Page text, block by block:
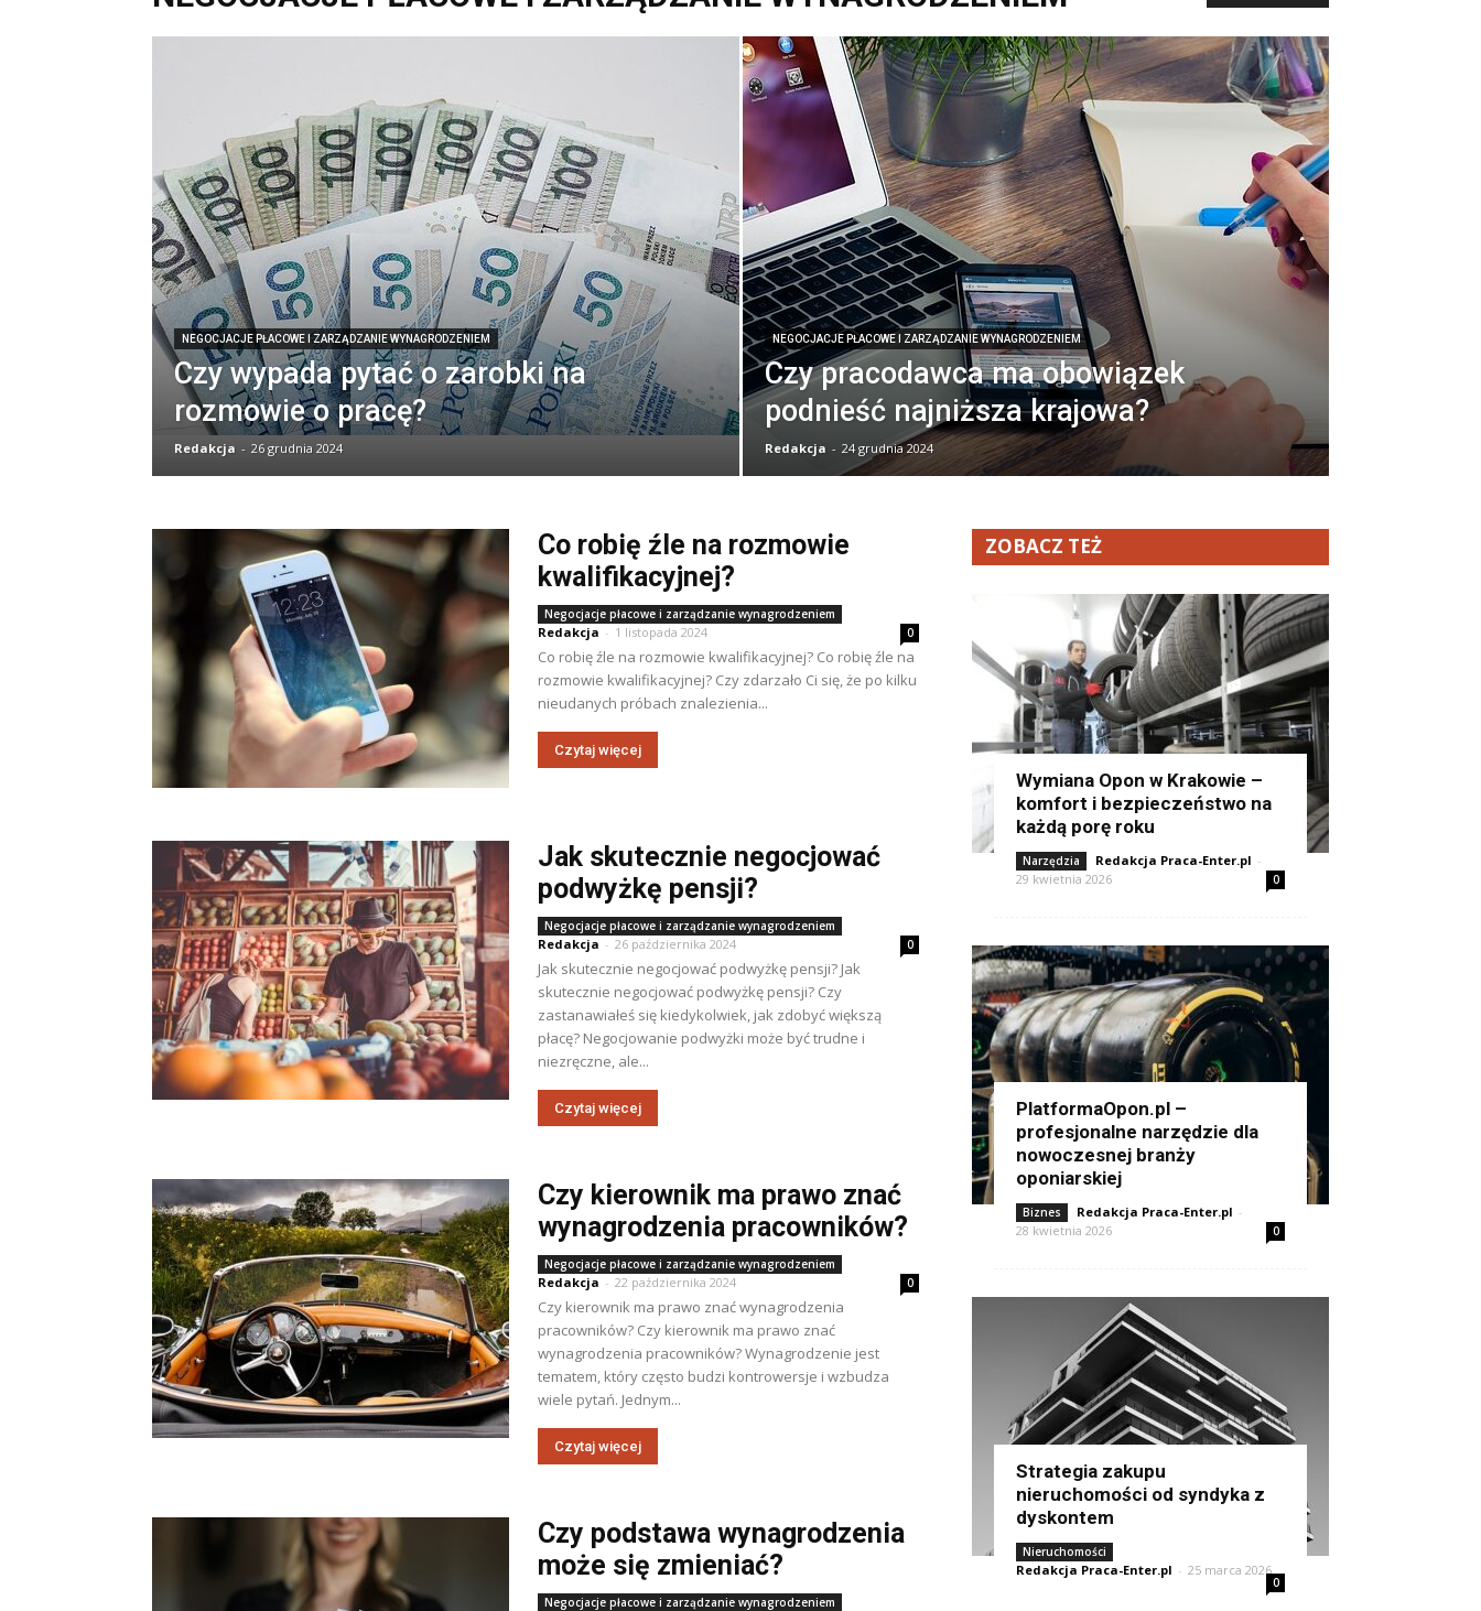
NEGOCJACJE PŁACOWE I ZARZĄDZANIE WYNAGRODZENIEM
Czy wypada pytać o zarobki na
rozmowie o pracę?
Redakcja - 26 grudnia 2024
NEGOCJACJE PŁACOWE I ZARZĄDZANIE WYNAGRODZENIEM
Czy pracodawca ma obowiązek
podnieść najniższa krajowa?
Redakcja - 24 grudnia 2024
Co robię źle na rozmowie
kwalifikacyjnej?
Negocjacje płacowe i zarządzanie wynagrodzeniem
Redakcja - 1 listopada 2024 0
Co robię źle na rozmowie kwalifikacyjnej? Co robię źle na
rozmowie kwalifikacyjnej? Czy zdarzało Ci się, że po kilku
nieudanych próbach znalezienia...
Czytaj więcej
Jak skutecznie negocjować
podwyżkę pensji?
Negocjacje płacowe i zarządzanie wynagrodzeniem
Redakcja - 26 października 2024 0
Jak skutecznie negocjować podwyżkę pensji? Jak
skutecznie negocjować podwyżkę pensji? Czy
zastanawiałeś się kiedykolwiek, jak zdobyć większą
płacę? Negocjowanie podwyżki może być trudne i
niezręczne, ale...
Czytaj więcej
Czy kierownik ma prawo znać
wynagrodzenia pracowników?
Negocjacje płacowe i zarządzanie wynagrodzeniem
Redakcja - 22 października 2024 0
Czy kierownik ma prawo znać wynagrodzenia
pracowników? Czy kierownik ma prawo znać
wynagrodzenia pracowników? Wynagrodzenie jest
tematem, który często budzi kontrowersje i wzbudza
wiele pytań. Jednym...
Czytaj więcej
Czy podstawa wynagrodzenia
może się zmieniać?
Negocjacje płacowe i zarządzanie wynagrodzeniem
ZOBACZ TEŻ
Wymiana Opon w Krakowie –
komfort i bezpieczeństwo na
każdą porę roku
Narzędzia Redakcja Praca-Enter.pl -
29 kwietnia 2026
0
PlatformaOpon.pl –
profesjonalne narzędzie dla
nowoczesnej branży
oponiarskiej
Biznes Redakcja Praca-Enter.pl -
28 kwietnia 2026
0
Strategia zakupu
nieruchomości od syndyka z
dyskontem
Nieruchomości
Redakcja Praca-Enter.pl - 25 marca 2026
0